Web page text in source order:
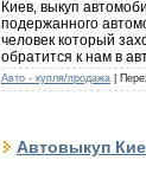
Киев, выкуп
подержанного
человек который
обратится к нам в
Авто - купля/продажа |
Автовыкуп